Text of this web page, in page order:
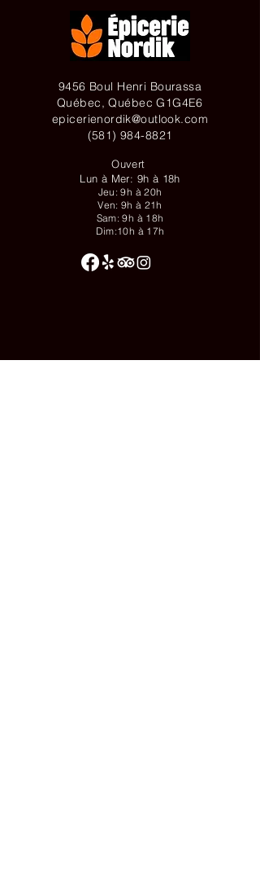
9456 Boul Henri Bourassa
Québec, Québec G1G4E6
epicerienordik@outlook.com
(581) 984-8821
Ouvert
Lun à Mer: 9h à 18h
Jeu: 9h à 20h
Ven: 9h à 21h
Sam: 9h à 18h
Dim:10h à 17h